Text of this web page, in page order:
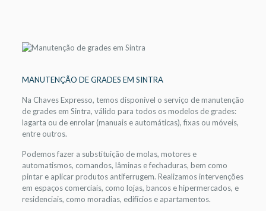
MANUTENÇÃO DE GRADES EM SINTRA
Na Chaves Expresso, temos disponível o serviço de manutenção
de grades em Sintra, válido para todos os modelos de grades:
lagarta ou de enrolar (manuais e automáticas), fixas ou móveis,
entre outros.
Podemos fazer a substituição de molas, motores e
automatismos, comandos, lâminas e fechaduras, bem como
pintar e aplicar produtos antiferrugem. Realizamos intervenções
em espaços comerciais, como lojas, bancos e hipermercados, e
residenciais, como moradias, edifícios e apartamentos.